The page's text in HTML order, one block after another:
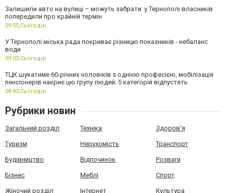
Залишили авто на вулиці – можуть забрати: у Тернополі власників
попередили про крайній термін
09:55, Сьогодні
У Тернополі міська рада покриває різницю показників - небаланс
води
09:03, Сьогодні
ТЦК шукатиме 60-річних чоловіків з однією професією, мобілізація
пенсіонерів накриє цю групу людей: 5 категорій відпустять
08:43, Сьогодні
Рубрики новин
Загальний розділ Техніка Здоров'я
Туризм Нерухомість Транспорт
Будівництво Відпочинок Розваги
Бізнес Меблі Спорт
Жіночий розділ Інтернет Культура